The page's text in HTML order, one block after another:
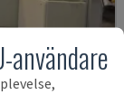
användare